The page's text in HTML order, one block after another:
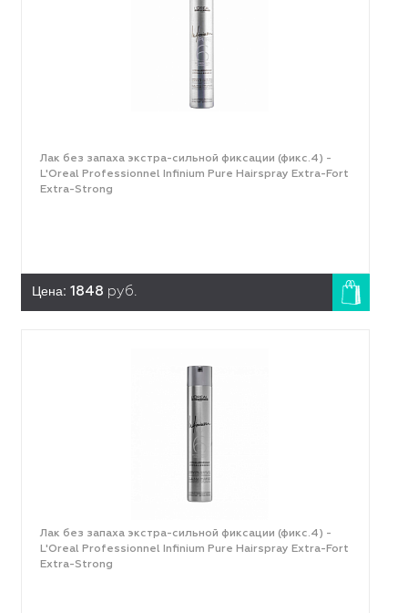
Лак без запаха экстра-сильной фиксации (фикс.4) -
L'Оreal Professionnel Infinium Pure Hairspray Extra-Fort
Extra-Strong
Цена: 1848 руб.
Лак без запаха экстра-сильной фиксации (фикс.4) -
L'Оreal Professionnel Infinium Pure Hairspray Extra-Fort
Extra-Strong